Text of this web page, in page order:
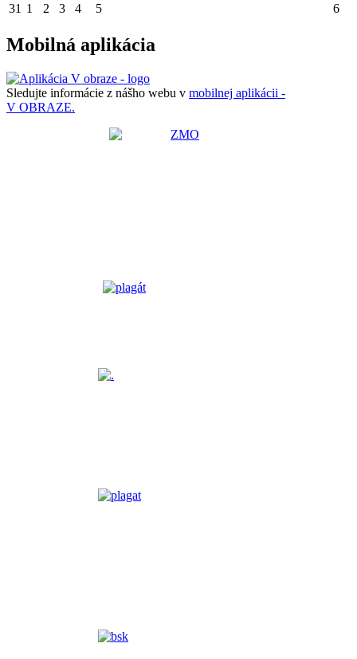
31 1 2 3 4 5 6
Mobilná aplikácia
Sledujte informácie z nášho webu v mobilnej aplikácii -
V OBRAZE.